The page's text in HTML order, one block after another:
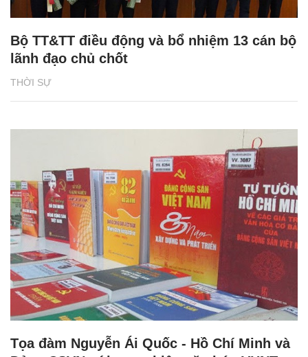
THỜI SỰ
Bộ TT&TT điều động và bổ nhiệm 13 cán bộ
lãnh đạo chủ chốt
Tọa đàm Nguyễn Ái Quốc - Hồ Chí Minh và